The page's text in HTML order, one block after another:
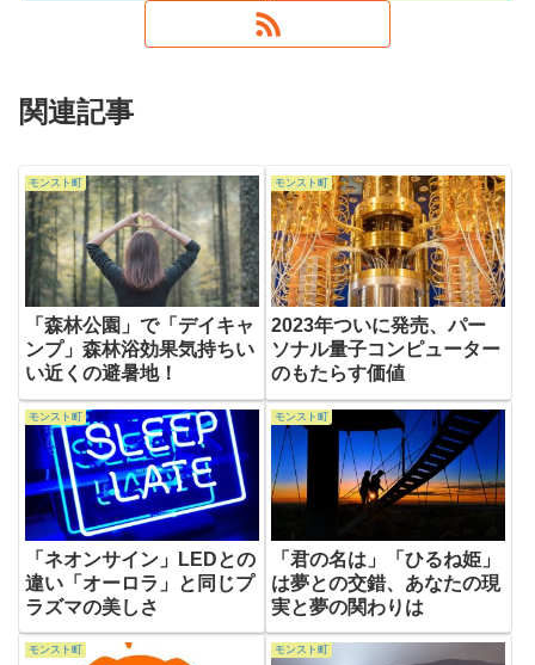
関連記事
モンスト町
「森林公園」で「デイキャ
ンプ」森林浴効果気持ちい
い近くの避暑地！
モンスト町
2023年ついに発売、パー
ソナル量子コンピューター
のもたらす価値
モンスト町
「ネオンサイン」LEDとの
違い「オーロラ」と同じプ
ラズマの美しさ
モンスト町
「君の名は」「ひるね姫」
は夢との交錯、あなたの現
実と夢の関わりは
モンスト町 モンスト町